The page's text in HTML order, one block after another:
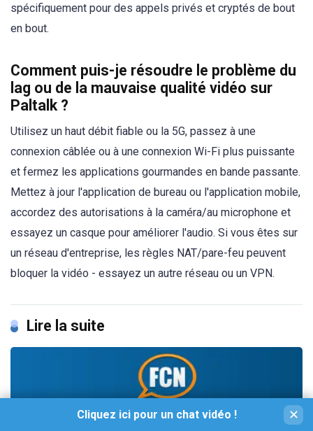
spécifiquement pour des appels privés et cryptés de bout
en bout.
Comment puis-je résoudre le problème du
lag ou de la mauvaise qualité vidéo sur
Paltalk ?
Utilisez un haut débit fiable ou la 5G, passez à une
connexion câblée ou à une connexion Wi-Fi plus puissante
et fermez les applications gourmandes en bande passante.
Mettez à jour l'application de bureau ou l'application mobile,
accordez des autorisations à la caméra/au microphone et
essayez un casque pour améliorer l'audio. Si vous êtes sur
un réseau d'entreprise, les règles NAT/pare-feu peuvent
bloquer la vidéo - essayez un autre réseau ou un VPN.
Lire la suite
✕
Cliquez ici pour un chat vidéo !